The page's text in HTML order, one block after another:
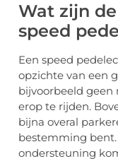
Wat zijn
speed
Een speed
opzichte van een
bijvoorbeeld geen
erop te rijden.
bijna overal
bestemming
ondersteuning